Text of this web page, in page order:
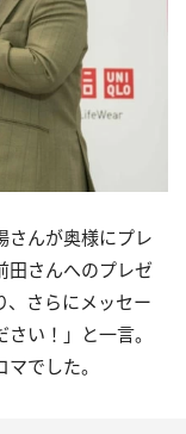
さんが奥様にプレ
田さんへのプレゼ
さらにメッセー
い！」と一言。
でした。